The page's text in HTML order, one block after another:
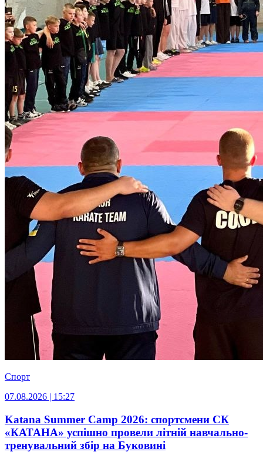
Спорт
07.08.2026 | 15:27
Katana Summer Camp 2026: спортсмени СК
«КАТАНА» успішно провели літній навчально-
тренувальний збір на Буковині